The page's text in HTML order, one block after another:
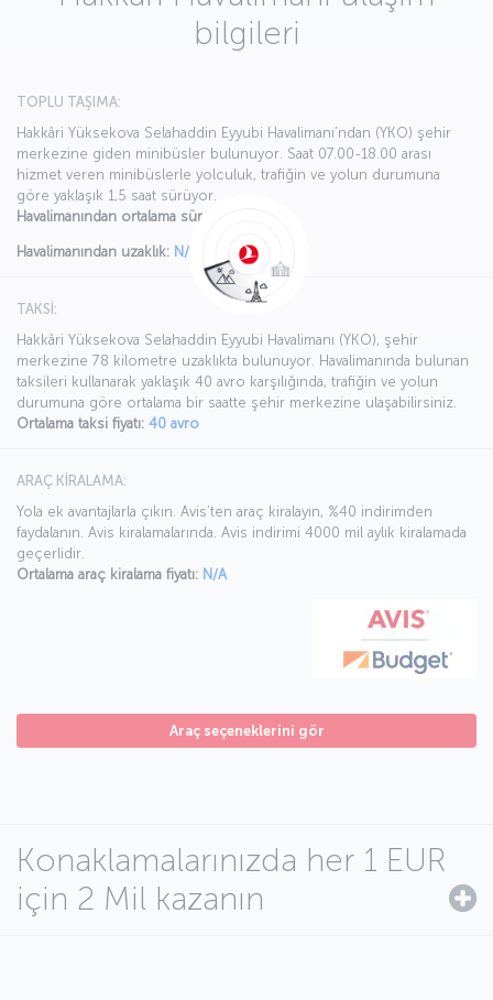
bilgileri
TOPLU TAŞIMA:
Hakkâri Yüksekova Selahaddin Eyyubi Havalimanı’ndan (YKO) şehir
merkezine giden minibüsler bulunuyor. Saat 07.00-18.00 arası
hizmet veren minibüslerle yolculuk, trafiğin ve yolun durumuna
göre yaklaşık 1,5 saat sürüyor.
Havalimanından ortalama süre:
Havalimanından uzaklık: N/A
TAKSİ:
Hakkâri Yüksekova Selahaddin Eyyubi Havalimanı (YKO), şehir
merkezine 78 kilometre uzaklıkta bulunuyor. Havalimanında bulunan
taksileri kullanarak yaklaşık 40 avro karşılığında, trafiğin ve yolun
durumuna göre ortalama bir saatte şehir merkezine ulaşabilirsiniz.
Ortalama taksi fiyatı: 40 avro
ARAÇ KİRALAMA:
Yola ek avantajlarla çıkın. Avis’ten araç kiralayın, %40 indirimden
faydalanın. Avis kiralamalarında. Avis indirimi 4000 mil aylık kiralamada
geçerlidir.
Ortalama araç kiralama fiyatı: N/A
Araç seçeneklerini gör
Konaklamalarınızda her 1 EUR
için 2 Mil kazanın